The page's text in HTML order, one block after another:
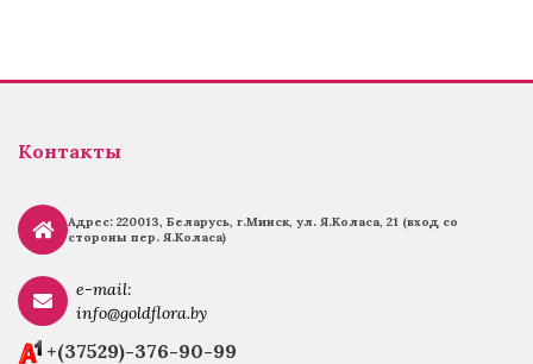
Контакты
Адрес: 220013, Беларусь, г.Минск, ул. Я.Коласа, 21 (вход со
стороны пер. Я.Коласа)
e-mail:
info@goldflora.by
+(37529)-376-90-99